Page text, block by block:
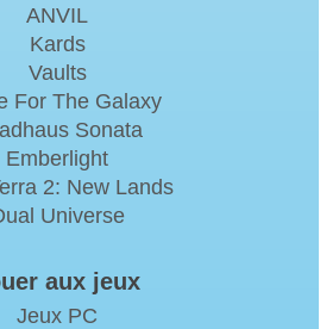
ANVIL
Kards
Vaults
For The Galaxy
Sonata
Emberlight
2: New Lands
Universe
aux jeux
Jeux PC